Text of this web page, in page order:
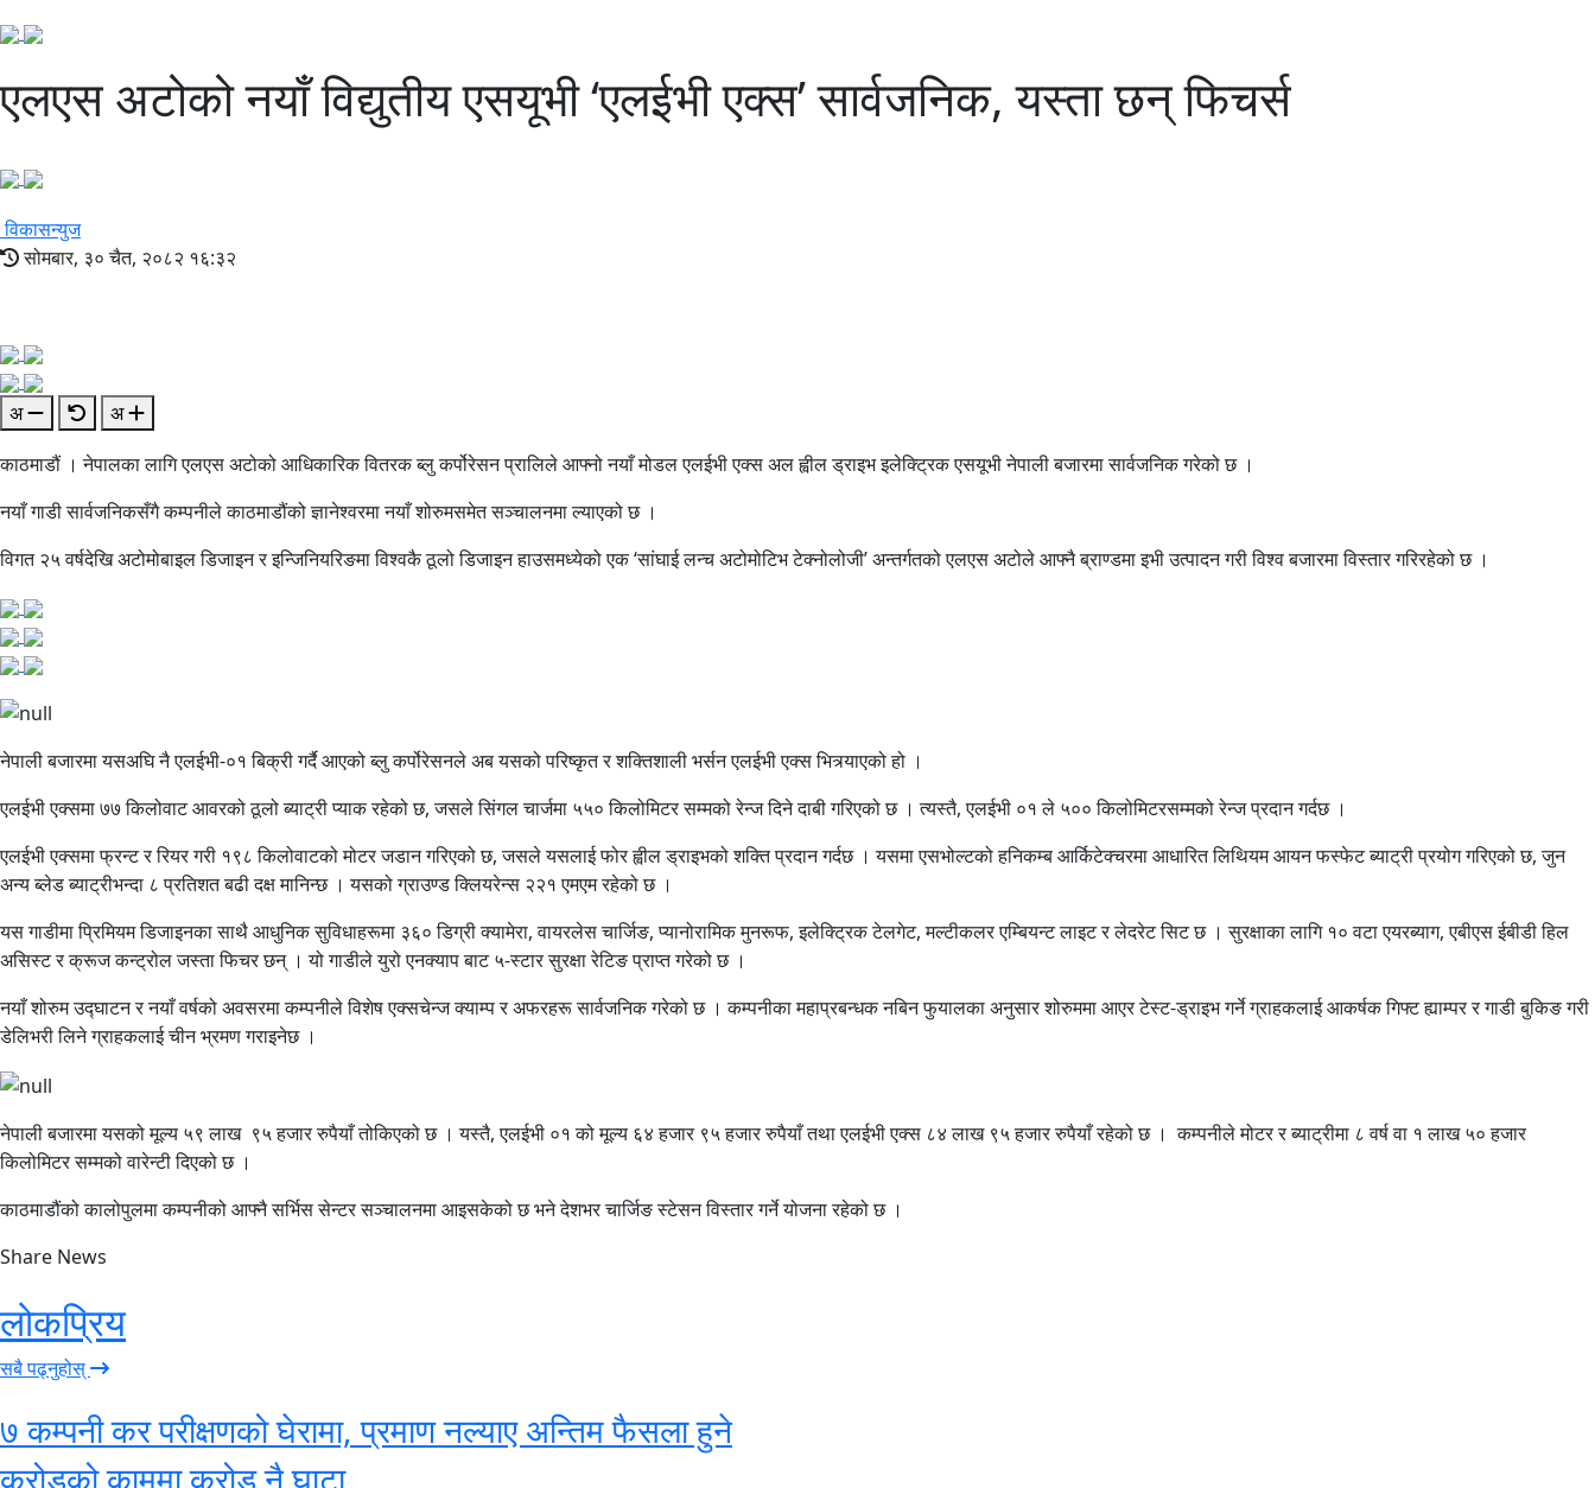
एलएस अटोको नयाँ विद्युतीय एसयूभी ‘एलईभी एक्स’ सार्वजनिक, यस्ता छन् फिचर्स
विकासन्युज
सोमबार, ३० चैत, २०८२ १६:३२
अ
अ
काठमाडौं । नेपालका लागि एलएस अटोको आधिकारिक वितरक ब्लु कर्पोरेसन प्रालिले आफ्नो नयाँ मोडल एलईभी एक्स अल ह्वील ड्राइभ इलेक्ट्रिक एसयूभी नेपाली बजारमा सार्वजनिक गरेको छ ।
नयाँ गाडी सार्वजनिकसँगै कम्पनीले काठमाडौंको ज्ञानेश्वरमा नयाँ शोरुमसमेत सञ्चालनमा ल्याएको छ ।
विगत २५ वर्षदेखि अटोमोबाइल डिजाइन र इन्जिनियरिङमा विश्वकै ठूलो डिजाइन हाउसमध्येको एक ‘सांघाई लन्च अटोमोटिभ टेक्नोलोजी’ अन्तर्गतको एलएस अटोले आफ्नै ब्राण्डमा इभी उत्पादन गरी विश्व बजारमा विस्तार गरिरहेको छ ।
नेपाली बजारमा यसअघि नै एलईभी-०१ बिक्री गर्दै आएको ब्लु कर्पोरेसनले अब यसको परिष्कृत र शक्तिशाली भर्सन एलईभी एक्स भित्र्याएको हो ।
एलईभी एक्समा ७७ किलोवाट आवरको ठूलो ब्याट्री प्याक रहेको छ, जसले सिंगल चार्जमा ५५० किलोमिटर सम्मको रेन्ज दिने दाबी गरिएको छ । त्यस्तै, एलईभी ०१ ले ५०० किलोमिटरसम्मको रेन्ज प्रदान गर्दछ ।
एलईभी एक्समा फ्रन्ट र रियर गरी १९८ किलोवाटको मोटर जडान गरिएको छ, जसले यसलाई फोर ह्वील ड्राइभको शक्ति प्रदान गर्दछ । यसमा एसभोल्टको हनिकम्ब आर्किटेक्चरमा आधारित लिथियम आयन फस्फेट ब्याट्री प्रयोग गरिएको छ, जुन
अन्य ब्लेड ब्याट्रीभन्दा ८ प्रतिशत बढी दक्ष मानिन्छ । यसको ग्राउण्ड क्लियरेन्स २२१ एमएम रहेको छ ।
यस गाडीमा प्रिमियम डिजाइनका साथै आधुनिक सुविधाहरूमा ३६० डिग्री क्यामेरा, वायरलेस चार्जिङ, प्यानोरामिक मुनरूफ, इलेक्ट्रिक टेलगेट, मल्टीकलर एम्बियन्ट लाइट र लेदरेट सिट छ । सुरक्षाका लागि १० वटा एयरब्याग, एबीएस ईबीडी हिल
असिस्ट र क्रूज कन्ट्रोल जस्ता फिचर छन् । यो गाडीले युरो एनक्याप बाट ५-स्टार सुरक्षा रेटिङ प्राप्त गरेको छ ।
नयाँ शोरुम उद्घाटन र नयाँ वर्षको अवसरमा कम्पनीले विशेष एक्सचेन्ज क्याम्प र अफरहरू सार्वजनिक गरेको छ । कम्पनीका महाप्रबन्धक नबिन फुयालका अनुसार शोरुममा आएर टेस्ट-ड्राइभ गर्ने ग्राहकलाई आकर्षक गिफ्ट ह्याम्पर र गाडी बुकिङ गरी
डेलिभरी लिने ग्राहकलाई चीन भ्रमण गराइनेछ ।
नेपाली बजारमा यसको मूल्य ५९ लाख ९५ हजार रुपैयाँ तोकिएको छ । यस्तै, एलईभी ०१ को मूल्य ६४ हजार ९५ हजार रुपैयाँ तथा एलईभी एक्स ८४ लाख ९५ हजार रुपैयाँ रहेको छ । कम्पनीले मोटर र ब्याट्रीमा ८ वर्ष वा १ लाख ५० हजार
किलोमिटर सम्मको वारेन्टी दिएको छ ।
काठमाडौंको कालोपुलमा कम्पनीको आफ्नै सर्भिस सेन्टर सञ्चालनमा आइसकेको छ भने देशभर चार्जिङ स्टेसन विस्तार गर्ने योजना रहेको छ ।
Share News
लोकप्रिय
सबै पढ्नुहोस्
७ कम्पनी कर परीक्षणको घेरामा, प्रमाण नल्याए अन्तिम फैसला हुने
करोडको काममा करोड नै घाटा